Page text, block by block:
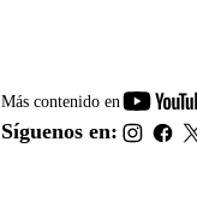
Más contenido en
Síguenos en: